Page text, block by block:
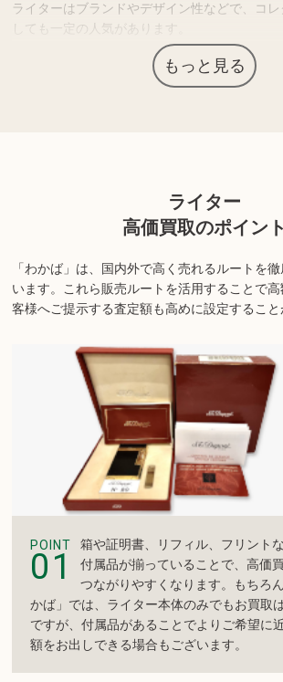
ライターはブランドやデザイン性などで、コ
しても一定の人気があります。
人気ブランドやレアモデルは需要も高く、高価
商品の状態や内容によっては、お買取できな
す。詳しくは店舗までお問い合わせください
もっと見る
ライター
高価買取のポイント
「わかば」は、国内外で高く売れるルートを
います。 これら販売ルートを活用することで
客様へご提示する査定額も高めに設定すること
POINT
01
箱や証明書、リフィル、フリント
付属品が揃っていることで、高価
つながりやすくなります。もちろ
かば」では、ライター本体のみでもお買取
ですが、付属品があることでよりご希望に
額をお出しできる場合もございます。